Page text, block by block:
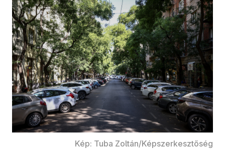
Kép: Tuba Zoltán/Képszerkesztőség